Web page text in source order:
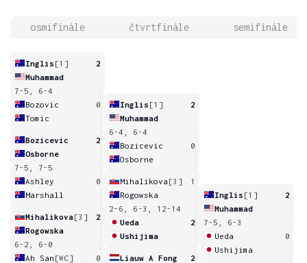
osmifinále čtvrtfinále semifinále
Inglis [1]
2
Muhammad
7-5, 6-4
Bozovic
0
Tomic
Bozicevic
2
Osborne
7-5, 7-5
Ashley
0
Marshall
Mihalikova[3]
2
Rogowska
6-2, 6-0
Ah San [WC]
0
Inglis [1]
2
Muhammad
6-4, 6-4
Bozicevic
0
Osborne
Mihalikova [3]
1
Rogowska
2-6, 6-3, 12-14
Ueda
2
Ushijima
Liauw A Fong
2
Inglis [1]
2
Muhammad
7-5, 6-3
Ueda
0
Ushijima